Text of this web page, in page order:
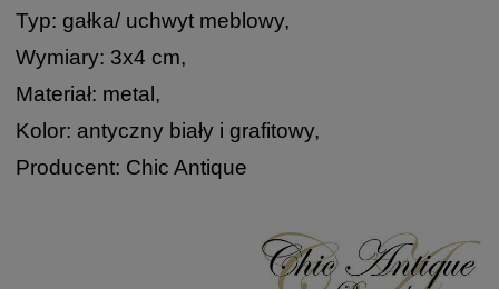
Typ: gałka/ uchwyt meblowy,
Wymiary: 3x4 cm,
Materiał: metal,
Kolor: antyczny biały i grafitowy,
Producent: Chic Antique